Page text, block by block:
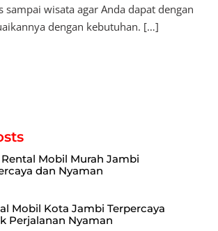
sampai wisata agar Anda dapat dengan
dengan kebutuhan. […]
Rental Mobil Murah Jambi
dan Nyaman
Mobil Kota Jambi Terpercaya
Perjalanan Nyaman